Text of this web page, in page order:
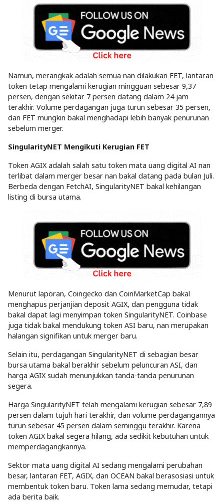
Namun, merangkak adalah semua nan dilakukan FET, lantaran
token tetap mengalami kerugian mingguan sebesar 9,37
persen, dengan sekitar 7 persen datang dalam 24 jam
terakhir. Volume perdagangan juga turun sebesar 35 persen,
dan FET mungkin bakal menghadapi lebih banyak penurunan
sebelum merger.
SingularityNET Mengikuti Kerugian FET
Token AGIX adalah salah satu token mata uang digital AI nan
terlibat dalam merger besar nan bakal datang pada bulan Juli.
Berbeda dengan FetchAI, SingularityNET bakal kehilangan
listing di bursa utama.
Menurut laporan, Coingecko dan CoinMarketCap bakal
menghapus perjanjian deposit AGIX, dan pengguna tidak
bakal dapat lagi menyimpan token SingularityNET. Coinbase
juga tidak bakal mendukung token ASI baru, nan merupakan
halangan signifikan untuk merger baru.
Selain itu, perdagangan SingularityNET di sebagian besar
bursa utama bakal berakhir sebelum peluncuran ASI, dan
harga AGIX sudah menunjukkan tanda-tanda penurunan
segera.
Harga SingularityNET telah mengalami kerugian sebesar 7,89
persen dalam tujuh hari terakhir, dan volume perdagangannya
turun sebesar 45 persen dalam seminggu terakhir. Karena
token AGIX bakal segera hilang, ada sedikit kebutuhan untuk
memperdagangkannya.
Sektor mata uang digital AI sedang mengalami perubahan
besar, lantaran FET, AGIX, dan OCEAN bakal berasosiasi untuk
membentuk token baru. Token lama sedang memudar, tetapi
ada berita baik.